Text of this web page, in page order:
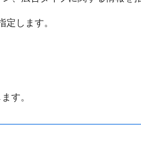
定します。
す。